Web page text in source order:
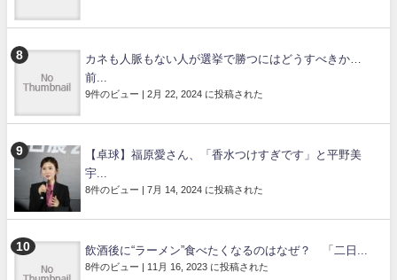
カネも人脈もない人が選挙で勝つにはどうすべきか…
前...
9件のビュー 2月 22, 2024 に投稿された
【卓球】福原愛さん、「香水つけすぎです」と平野美
宇...
8件のビュー 7月 14, 2024 に投稿された
飲酒後に“ラーメン”食べたくなるのはなぜ？ 「二日...
8件のビュー 11月 16, 2023 に投稿された